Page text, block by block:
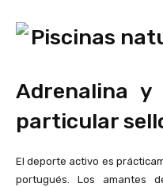
Adrenalina
particular
El deporte activo es
portugués. Los amantes